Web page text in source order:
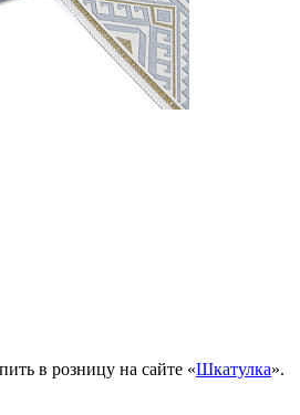
в розницу на сайте «Шкатулка».